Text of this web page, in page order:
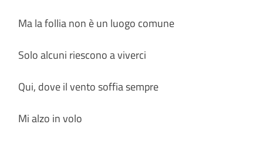
Ma la follia non è un luogo comune
Solo alcuni riescono a viverci
Qui, dove il vento soffia sempre
Mi alzo in volo